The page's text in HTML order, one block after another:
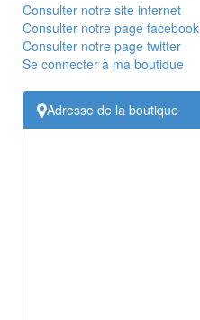
Consulter notre site internet
Consulter notre page facebook
Consulter notre page twitter
Se connecter à ma boutique
Adresse de la boutique